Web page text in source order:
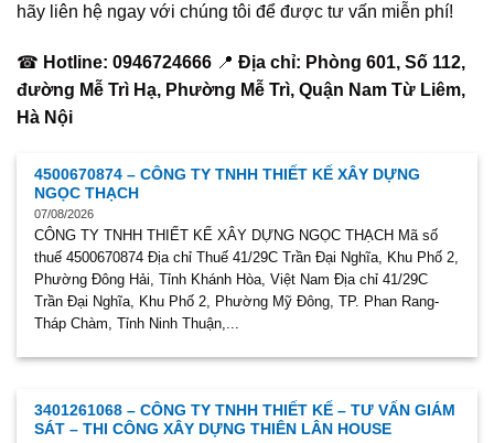
hãy liên hệ ngay với chúng tôi để được tư vấn miễn phí!
☎ Hotline: 0946724666 📍 Địa chỉ: Phòng 601, Số 112,
đường Mễ Trì Hạ, Phường Mễ Trì, Quận Nam Từ Liêm,
Hà Nội
4500670874 – CÔNG TY TNHH THIẾT KẾ XÂY DỰNG
NGỌC THẠCH
07/08/2026
CÔNG TY TNHH THIẾT KẾ XÂY DỰNG NGỌC THẠCH Mã số
thuế 4500670874 Địa chỉ Thuế 41/29C Trần Đại Nghĩa, Khu Phố 2,
Phường Đông Hải, Tỉnh Khánh Hòa, Việt Nam Địa chỉ 41/29C
Trần Đại Nghĩa, Khu Phố 2, Phường Mỹ Đông, TP. Phan Rang-
Tháp Chàm, Tỉnh Ninh Thuận,...
3401261068 – CÔNG TY TNHH THIẾT KẾ – TƯ VẤN GIÁM
SÁT – THI CÔNG XÂY DỰNG THIÊN LÂN HOUSE